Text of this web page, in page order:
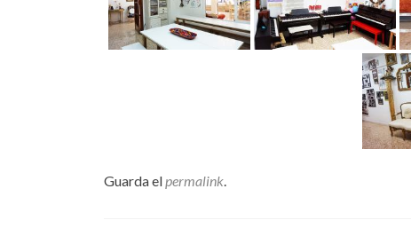
Guarda el permalink